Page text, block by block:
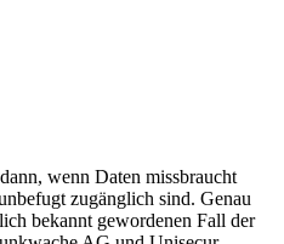
wenn Daten missbraucht
zugänglich sind. Genau
bekannt gewordenen Fall der